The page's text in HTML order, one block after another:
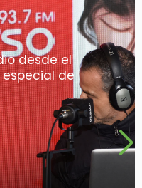
desde el
de